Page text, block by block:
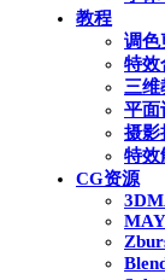
教程
调色
特效
三维
平面
摄影
特效
CG资源